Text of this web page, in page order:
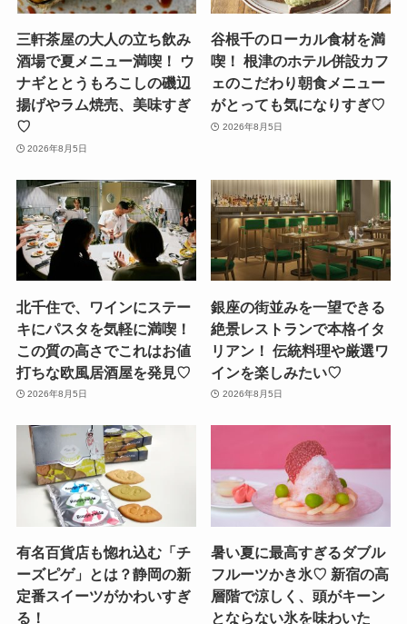
三軒茶屋の大人の立ち飲み
酒場で夏メニュー満喫！ ウ
ナギととうもろこしの磯辺
揚げやラム焼売、美味すぎ
♡
2026年8月5日
谷根千のローカル食材を満
喫！ 根津のホテル併設カフ
ェのこだわり朝食メニュー
がとっても気になりすぎ♡
2026年8月5日
北千住で、ワインにステー
キにパスタを気軽に満喫！
この質の高さでこれはお値
打ちな欧風居酒屋を発見♡
2026年8月5日
銀座の街並みを一望できる
絶景レストランで本格イタ
リアン！ 伝統料理や厳選ワ
インを楽しみたい♡
2026年8月5日
有名百貨店も惚れ込む「チ
ーズピゲ」とは？静岡の新
定番スイーツがかわいすぎ
る！
暑い夏に最高すぎるダブル
フルーツかき氷♡ 新宿の高
層階で涼しく、頭がキーン
とならない氷を味わいた